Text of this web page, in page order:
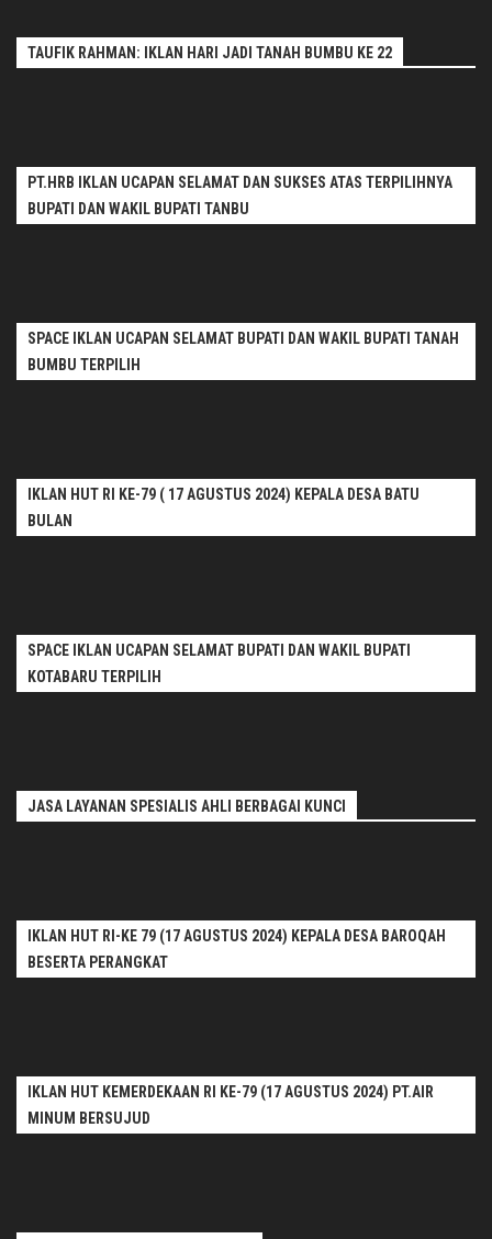
TAUFIK RAHMAN: IKLAN HARI JADI TANAH BUMBU KE 22
PT.HRB IKLAN UCAPAN SELAMAT DAN SUKSES ATAS TERPILIHNYA
BUPATI DAN WAKIL BUPATI TANBU
SPACE IKLAN UCAPAN SELAMAT BUPATI DAN WAKIL BUPATI TANAH
BUMBU TERPILIH
IKLAN HUT RI KE-79 ( 17 AGUSTUS 2024) KEPALA DESA BATU
BULAN
SPACE IKLAN UCAPAN SELAMAT BUPATI DAN WAKIL BUPATI
KOTABARU TERPILIH
JASA LAYANAN SPESIALIS AHLI BERBAGAI KUNCI
IKLAN HUT RI-KE 79 (17 AGUSTUS 2024) KEPALA DESA BAROQAH
BESERTA PERANGKAT
IKLAN HUT KEMERDEKAAN RI KE-79 (17 AGUSTUS 2024) PT.AIR
MINUM BERSUJUD